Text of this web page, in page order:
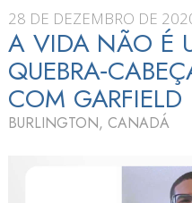
28 DE DEZEMBRO DE
A VIDA NÃO É
COM GARFIELD
BURLINGTON, CANADÁ